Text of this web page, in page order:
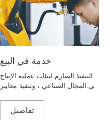
خدمة في البيع
التنفيذ الصارم لبيئات عملية الإنتاج
في المجال الصناعي ، وتنفيذ معايير
الصارم في حجم المنتج ، والتركيب
في الموقع ، وطلب العملاء للمركز
تفاصيل